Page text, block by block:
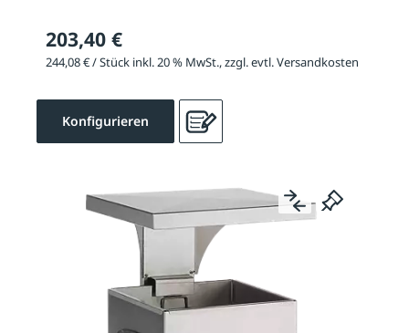
203,40 €
244,08 € / Stück inkl. 20 % MwSt., zzgl. evtl. Versandkosten
Konfigurieren